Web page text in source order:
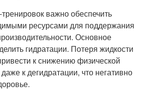
важно обеспечить
ресурсами для поддержания
Основное
гидратации. Потеря жидкости
к снижению физической
к дегидратации, что негативно